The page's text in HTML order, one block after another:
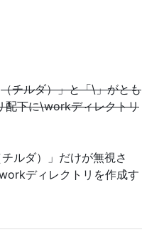
（チルダ）」と「\」がとも
配下に\workディレクトリ
チルダ）」だけが無視さ
ディレクトリを作成す